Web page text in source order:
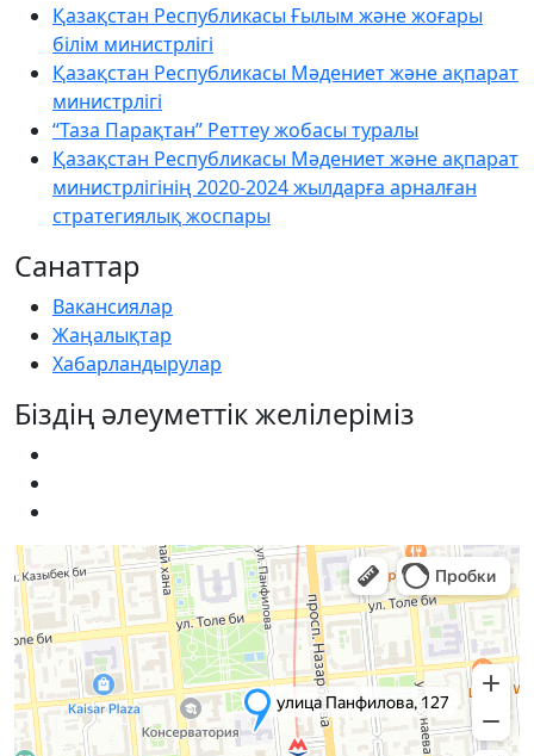
Қазақстан Республикасы Ғылым және жоғары
білім министрлігі
Қазақстан Республикасы Мәдениет және ақпарат
министрлігі
“Таза Парақтан” Реттеу жобасы туралы
Қазақстан Республикасы Мәдениет және ақпарат
министрлігінің 2020-2024 жылдарға арналған
стратегиялық жоспары
Санаттар
Вакансиялар
Жаңалықтар
Хабарландырулар
Біздің әлеуметтік желілеріміз